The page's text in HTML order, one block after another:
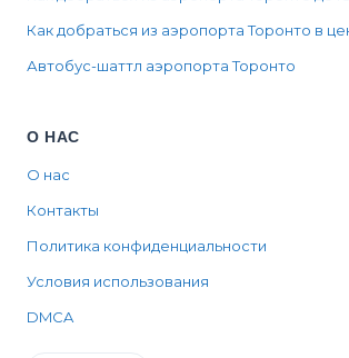
Как добраться из аэропорта Торонто в
Автобус-шаттл аэропорта Торонто
О НАС
О нас
Контакты
Политика конфиденциальности
Условия использования
DMCA